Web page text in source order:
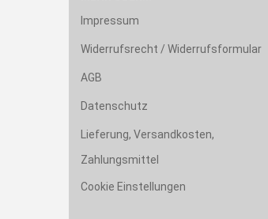
Impressum
Widerrufsrecht / Widerrufsformular
AGB
Datenschutz
Lieferung, Versandkosten,
Zahlungsmittel
Cookie Einstellungen